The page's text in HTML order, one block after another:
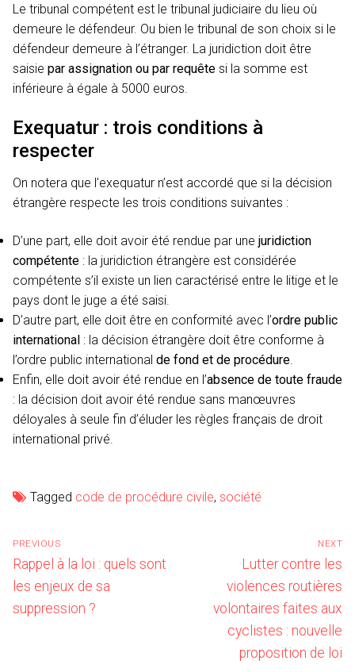
Le tribunal compétent est le tribunal judiciaire du lieu où
demeure le défendeur. Ou bien le tribunal de son choix si le
défendeur demeure à l’étranger. La juridiction doit être
saisie par assignation ou par requête si la somme est
inférieure à égale à 5000 euros.
Exequatur : trois conditions à
respecter
On notera que l’exequatur n’est accordé que si la décision
étrangère respecte les trois conditions suivantes :
D’une part, elle doit avoir été rendue par une juridiction
compétente : la juridiction étrangère est considérée
compétente s’il existe un lien caractérisé entre le litige et le
pays dont le juge a été saisi.
D’autre part, elle doit être en conformité avec l’ordre public
international : la décision étrangère doit être conforme à
l’ordre public international de fond et de procédure
Enfin, elle doit avoir été rendue en l’absence de toute fraude
: la décision doit avoir été rendue sans manœuvres
déloyales à seule fin d’éluder les règles français de droit
international privé.
Tagged code de procédure civile, société
Navigation
de
l’article
PREVIOUS
Previous
post:
Rappel à la loi : quels sont
les enjeux de sa
suppression ?
NEXT
Next
post:
Lutter contre les
violences routières
volontaires faites aux
cyclistes : nouvelle
proposition de loi